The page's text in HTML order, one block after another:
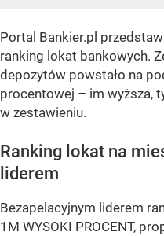
Portal Bankier.pl
ranking lokat bankowych.
depozytów powstało na
procentowej – im wyższa,
w zestawieniu.
Ranking lokat na
liderem
Bezapelacyjnym liderem
1M WYSOKI PROCENT,